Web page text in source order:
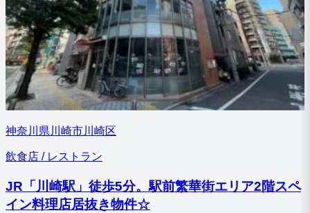
神奈川県川崎市川崎区
飲食店 / レストラン
JR「川崎駅」徒歩5分。駅前繁華街エリア2階スペ
イン料理店居抜き物件☆